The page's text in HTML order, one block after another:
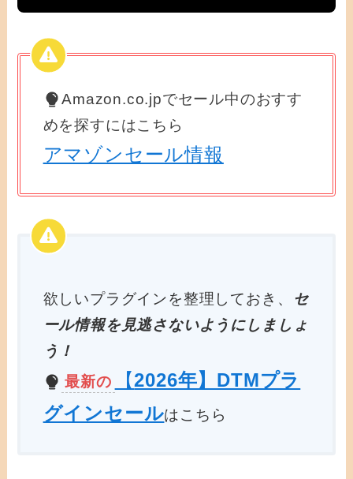
Amazon.co.jpでセール中のおすす
めを探すにはこちら
アマゾンセール情報
欲しいプラグインを整理しておき、
セ
ール情報を見逃さないようにしましょ
う！
最新の
【2026年】DTMプラ
グインセールはこちら